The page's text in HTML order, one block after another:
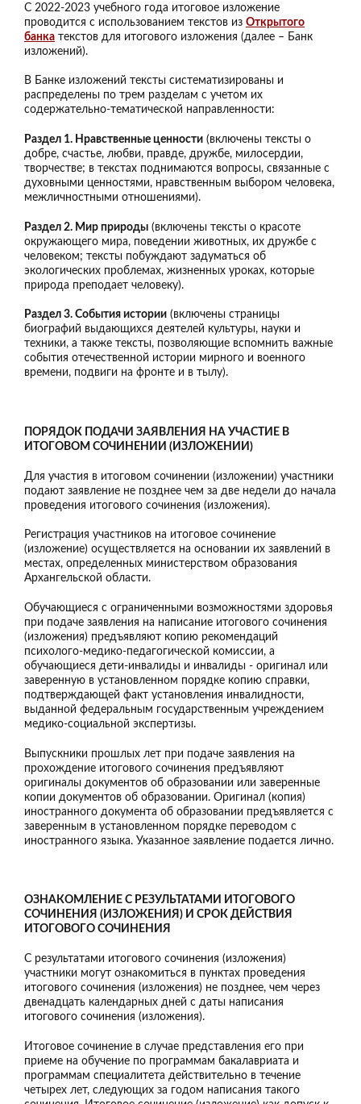
С 2022-2023 учебного года итоговое изложение
проводится с использованием текстов из Открытого
банка текстов для итогового изложения (далее – Банк
изложений).
В Банке изложений тексты систематизированы и
распределены по трем разделам с учетом их
содержательно-тематической направленности:
Раздел 1. Нравственные ценности (включены тексты о
добре, счастье, любви, правде, дружбе, милосердии,
творчестве; в текстах поднимаются вопросы, связанные с
духовными ценностями, нравственным выбором человека,
межличностными отношениями).
Раздел 2. Мир природы (включены тексты о красоте
окружающего мира, поведении животных, их дружбе с
человеком; тексты побуждают задуматься об
экологических проблемах, жизненных уроках, которые
природа преподает человеку).
Раздел 3. События истории (включены страницы
биографий выдающихся деятелей культуры, науки и
техники, а также тексты, позволяющие вспомнить важные
события отечественной истории мирного и военного
времени, подвиги на фронте и в тылу).
ПОРЯДОК ПОДАЧИ ЗАЯВЛЕНИЯ НА УЧАСТИЕ В
ИТОГОВОМ СОЧИНЕНИИ (ИЗЛОЖЕНИИ)
Для участия в итоговом сочинении (изложении) участники
подают заявление не позднее чем за две недели до начала
проведения итогового сочинения (изложения).
Регистрация участников на итоговое сочинение
(изложение) осуществляется на основании их заявлений в
местах, определенных министерством образования
Архангельской области.
Обучающиеся с ограниченными возможностями здоровья
при подаче заявления на написание итогового сочинения
(изложения) предъявляют копию рекомендаций
психолого-медико-педагогической комиссии, а
обучающиеся дети-инвалиды и инвалиды - оригинал или
заверенную в установленном порядке копию справки,
подтверждающей факт установления инвалидности,
выданной федеральным государственным учреждением
медико-социальной экспертизы.
Выпускники прошлых лет при подаче заявления на
прохождение итогового сочинения предъявляют
оригиналы документов об образовании или заверенные
копии документов об образовании. Оригинал (копия)
иностранного документа об образовании предъявляется с
заверенным в установленном порядке переводом с
иностранного языка. Указанное заявление подается лично.
ОЗНАКОМЛЕНИЕ С РЕЗУЛЬТАТАМИ ИТОГОВОГО
СОЧИНЕНИЯ (ИЗЛОЖЕНИЯ) И СРОК ДЕЙСТВИЯ
ИТОГОВОГО СОЧИНЕНИЯ
С результатами итогового сочинения (изложения)
участники могут ознакомиться в пунктах проведения
итогового сочинения (изложения) не позднее, чем через
двенадцать календарных дней с даты написания
итогового сочинения (изложения).
Итоговое сочинение в случае представления его при
приеме на обучение по программам бакалавриата и
программам специалитета действительно в течение
четырех лет, следующих за годом написания такого